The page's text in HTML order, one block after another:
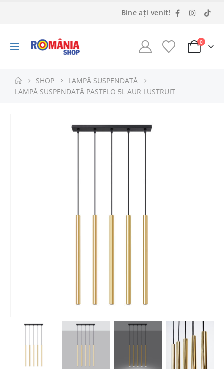
Bine ați venit!
0
SHOP
LAMPĂ SUSPENDATĂ
LAMPĂ SUSPENDATĂ PASTELO 5L AUR LUSTRUIT